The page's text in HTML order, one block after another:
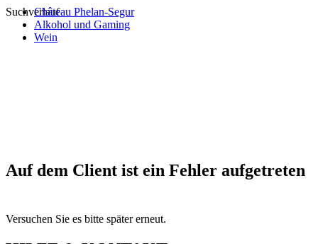
SuchverlaufChâteau Phelan-Segur
Alkohol und Gaming
Wein
Auf dem Client ist ein Fehler aufgetreten
Versuchen Sie es bitte später erneut.